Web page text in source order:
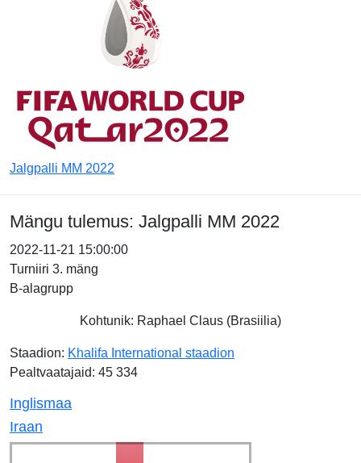
Jalgpalli MM 2022
Mängu tulemus: Jalgpalli MM 2022
2022-11-21 15:00:00
Turniiri 3. mäng
B-alagrupp
Kohtunik: Raphael Claus (Brasiilia)
Staadion: Khalifa International staadion
Pealtvaatajaid: 45 334
Inglismaa
Iraan